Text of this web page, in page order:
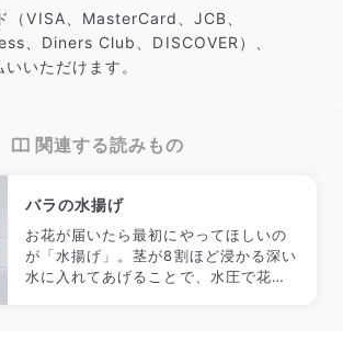
（VISA、MasterCard、JCB、
、Diners Club、DISCOVER）、
いただけます。
関連する読みもの
バラの水揚げ
お花が届いたら最初にやってほしいの
が「水揚げ」。茎が8割ほど浸かる深い
水に入れてあげることで、水圧で花に